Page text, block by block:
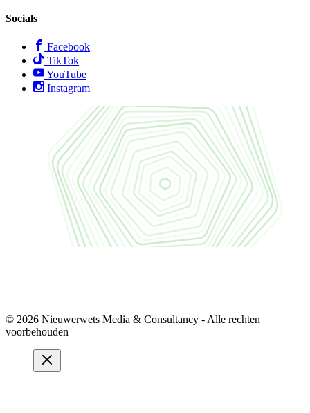
Socials
Facebook
TikTok
YouTube
Instagram
© 2026 Nieuwerwets Media & Consultancy - Alle rechten
voorbehouden